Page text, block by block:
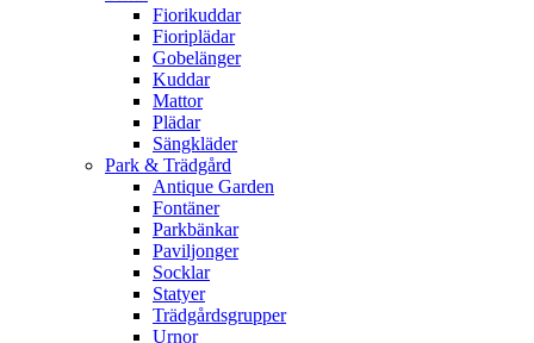
Fiorikuddar
Fioriplädar
Gobelänger
Kuddar
Mattor
Plädar
Sängkläder
Park & Trädgård
Antique Garden
Fontäner
Parkbänkar
Paviljonger
Socklar
Statyer
Trädgårdsgrupper
Urnor